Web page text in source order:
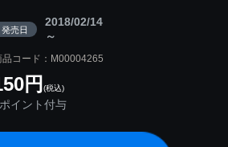
発売日
2018/02/14
～
品コード：M00004265
円 (税込)
イント付与